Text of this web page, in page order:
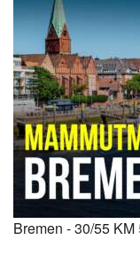
Bremen - 30/55 KM